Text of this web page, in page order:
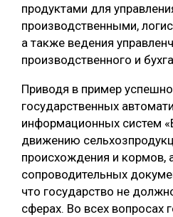
продуктами для
производственными,
а также ведения
производственного и
Приводя в пример
государственных
информационных систем
движению
происхождения и кормов,
сопроводительных
что государство не
сферах. Во всех вопросах